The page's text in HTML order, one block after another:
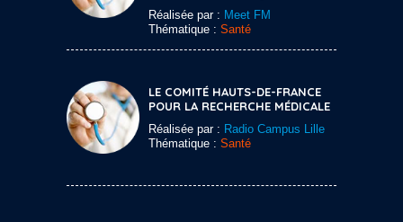
Réalisée par : Meet FM
Thématique : Santé
LE COMITÉ HAUTS-DE-FRANCE
POUR LA RECHERCHE MÉDICALE
Réalisée par : Radio Campus Lille
Thématique : Santé